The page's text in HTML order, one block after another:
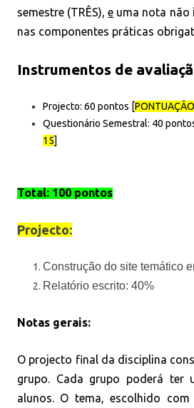
semestre (TRÊS),e uma nota não
nas componentes práticas
Instrumentos de
Projecto: 60 pontos [
Questionário Semestral: 40
15]
Total: 100 pontos
Projecto:
Construção do site temático
Relatório escrito: 40%
Notas gerais:
O projecto final da disciplina
grupo. Cada grupo poderá ter
alunos. O tema, escolhido